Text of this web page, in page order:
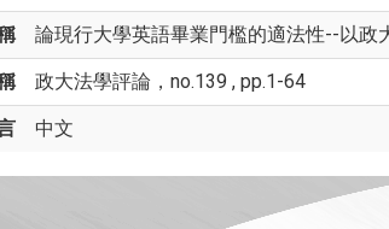
論現行大學英語畢業門檻的適法性--以政
政大法學評論，no.139 , pp.1-64
中文